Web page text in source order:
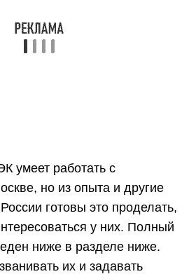
умеет работать с
но из опыта и другие
готовы это проделать,
у них. Полный
ниже в разделе ниже.
их и задавать